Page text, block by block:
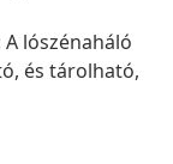
lószénaháló
és tárolható,